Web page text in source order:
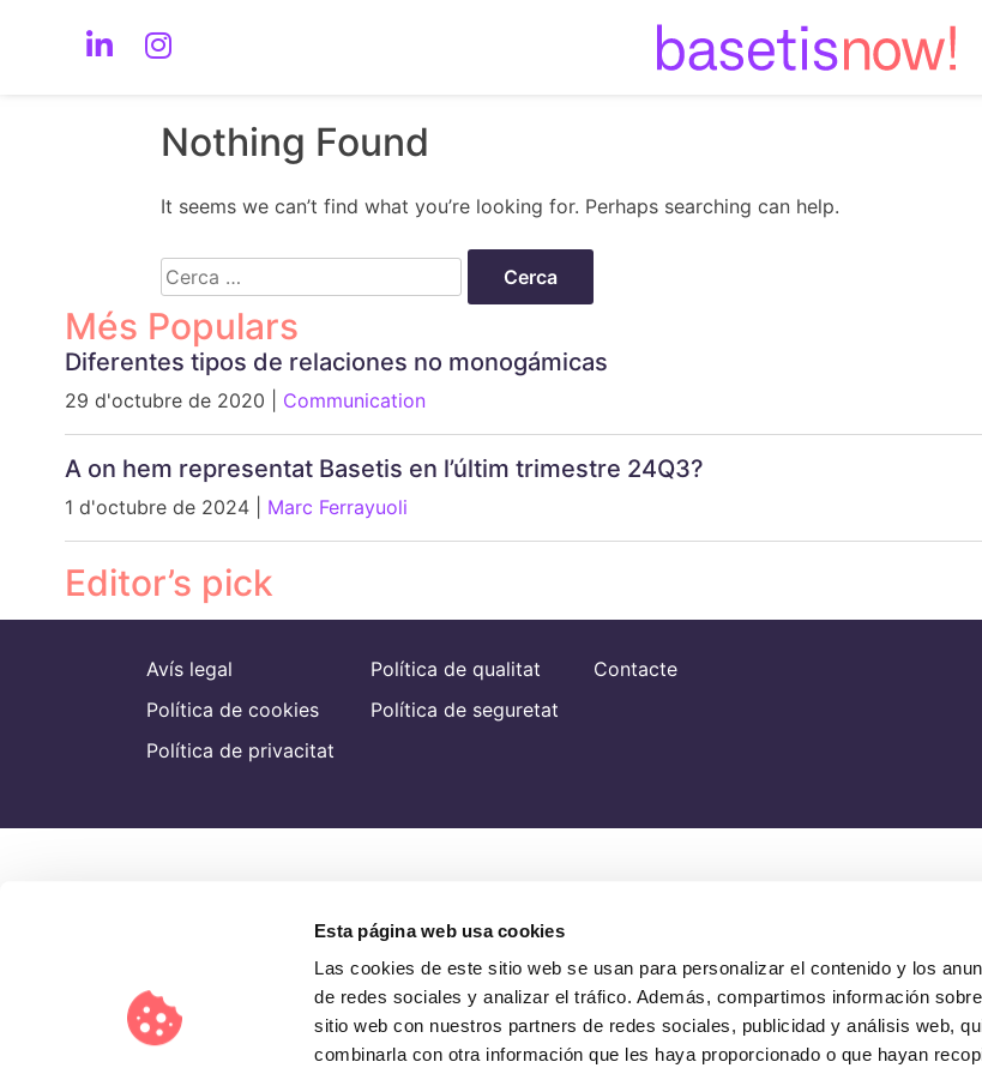
Esta página web usa cookies
Las cookies de este sitio web se usan para personalizar el contenido y los
de redes sociales y analizar el tráfico. Además, compartimos información
sitio web con nuestros partners de redes sociales, publicidad y análisis web,
combinarla con otra información que les haya proporcionado o que hayan
to
content
Nothing Found
It seems we can’t find what you’re looking for. Perhaps searching can help.
Cerca:
Més Populars
Diferentes tipos de relaciones no monogámicas
29 d'octubre de 2020 | Communication
A on hem representat Basetis en l’últim trimestre 24Q3?
1 d'octubre de 2024 | Marc Ferrayuoli
Editor’s pick
Avís legal
Política de cookies
Política de privacitat
Política de qualitat
Política de seguretat
Contacte